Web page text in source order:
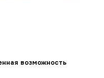
возможность